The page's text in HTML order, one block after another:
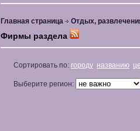
Главная страница Отдых,
Фирмы раздела
Сортировать по: городу названию
Выберите регион: